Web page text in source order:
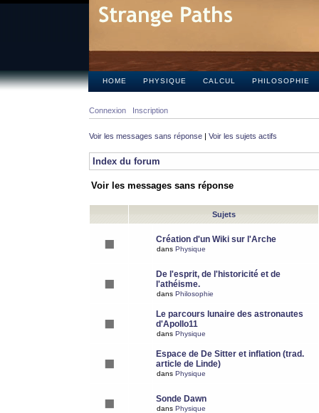
HOME PHYSIQUE CALCUL PHILOSOPHIE
Connexion Inscription
Voir les messages sans réponse | Voir les sujets actifs
Index du forum
Voir les messages sans réponse
Sujets
Création d'un Wiki sur l'Arche
dans Physique
De l'esprit, de l'historicité et de
l'athéisme.
dans Philosophie
Le parcours lunaire des astronautes
d'Apollo11
dans Physique
Espace de De Sitter et inflation (trad.
article de Linde)
dans Physique
Sonde Dawn
dans Physique